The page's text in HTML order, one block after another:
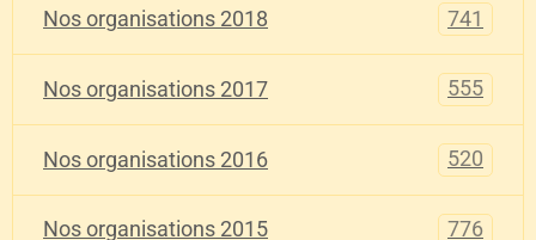
Nos organisations 2018 741
Nos organisations 2017 555
Nos organisations 2016 520
Nos organisations 2015 776